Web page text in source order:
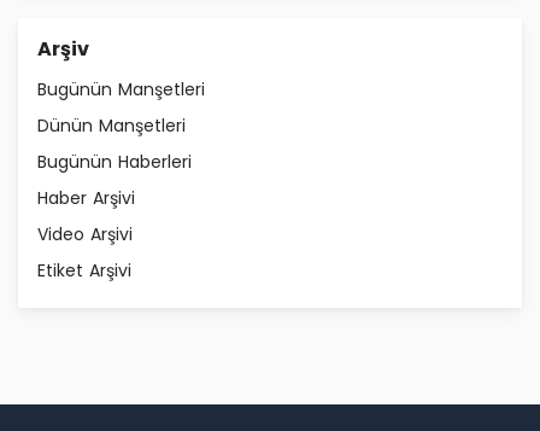
Arşiv
Bugünün Manşetleri
Dünün Manşetleri
Bugünün Haberleri
Haber Arşivi
Video Arşivi
Etiket Arşivi